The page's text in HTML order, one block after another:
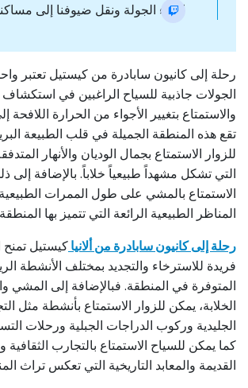
انتهاء الجولة ونقل ضيوفنا إلى
رحلة إلى كانيون سابادرة من كيستيل تعتبر
الجولات جاذبية للسياح الراغبين في استكشاف
والاستمتاع بتغيير الأجواء من الحرارة اللافحة
تقع هذه المنطقة الجميلة في قلب الطبيعة
للزوار الاستمتاع بجمال الوديان والأنهار
التي تشكل مشهداً طبيعياً خلاباً. بالإضافة إلى
الاستمتاع بالمشي على طول الممرات
المناظر الطبيعية الرائعة التي تتميز بها
رحلة إلى كانيون سابادرة من ألانياكيستيل
فريدة للاسترخاء والتجديد بمختلف الأنشطة
المتوفرة في المنطقة. فبالإضافة إلى المشي
الخلابة، يمكن للزوار الاستمتاع بأنشطة مثل
الجليدية وركوب الدراجات الجبلية ورحلات
كما يمكن للسياح الاستمتاع بالتجارب الثقافية
القديمة والمعابد التاريخية التي تعكس تراث